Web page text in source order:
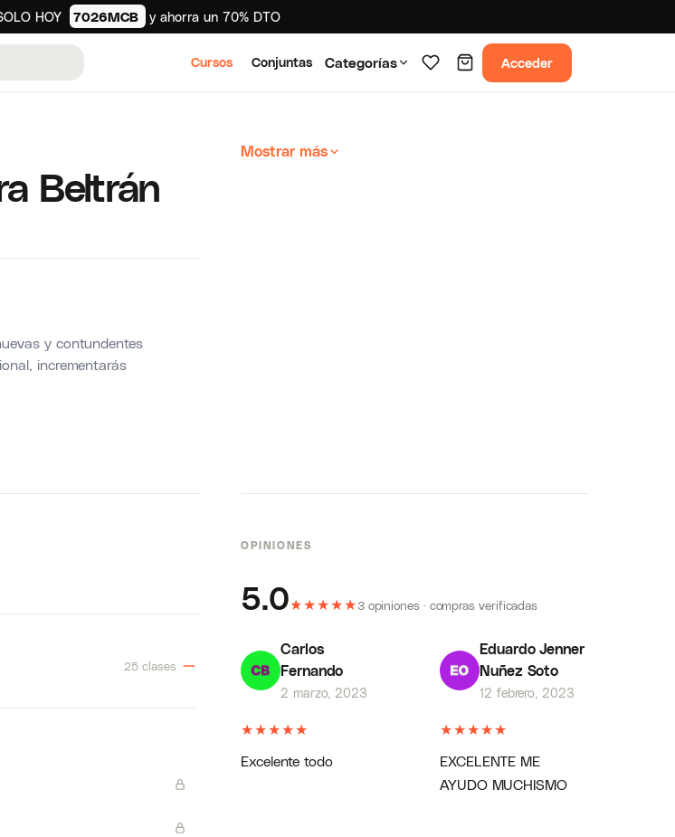
HOY 7026MCB y ahorra un 70% DTO
Cursos Conjuntas Categorías Acceder
Beltrán
y contundentes
incrementarás
Mostrar más
25 clases
OPINIONES
5.0★★★★★3 opiniones · compras verificadas
Carlos
Fernando
2 marzo, 2023
★★★★★
Excelente todo
Eduardo Jenner
Nuñez Soto
12 febrero, 2023
★★★★★
EXCELENTE ME
AYUDO MUCHISMO